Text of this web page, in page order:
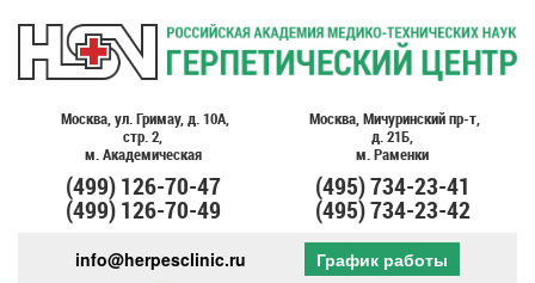
Москва, ул. Гримау, д. 10А,
стр. 2,
м. Академическая
(499)126-70-47
(499)126-70-49
Москва, Мичуринский пр-т,
д. 21Б,
м. Раменки
(495)734-23-41
(495)734-23-42
info@herpesclinic.ru График работы